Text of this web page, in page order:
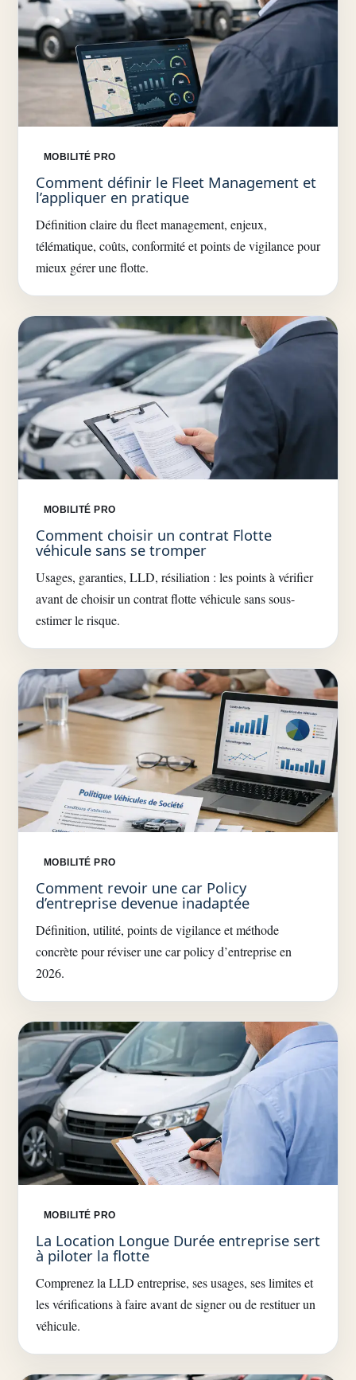
MOBILITÉ PRO
Comment définir le Fleet Management et
l’appliquer en pratique
Définition claire du fleet management, enjeux,
télématique, coûts, conformité et points de vigilance pour
mieux gérer une flotte.
MOBILITÉ PRO
Comment choisir un contrat Flotte
véhicule sans se tromper
Usages, garanties, LLD, résiliation : les points à vérifier
avant de choisir un contrat flotte véhicule sans sous-
estimer le risque.
MOBILITÉ PRO
Comment revoir une car Policy
d’entreprise devenue inadaptée
Définition, utilité, points de vigilance et méthode
concrète pour réviser une car policy d’entreprise en
2026.
MOBILITÉ PRO
La Location Longue Durée entreprise sert
à piloter la flotte
Comprenez la LLD entreprise, ses usages, ses limites et
les vérifications à faire avant de signer ou de restituer un
véhicule.